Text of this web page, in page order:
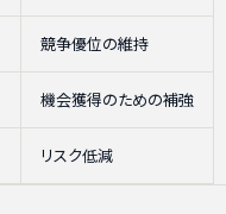
競争優位の維持
機会獲得のための補強
リスク低減